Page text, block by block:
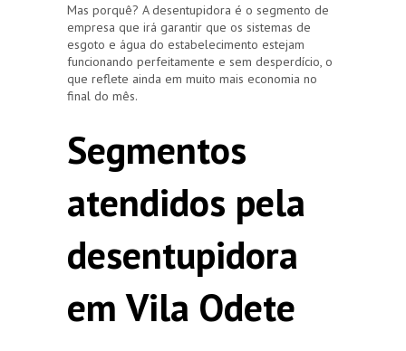
Mas porquê? A desentupidora é o segmento de
empresa que irá garantir que os sistemas de
esgoto e água do estabelecimento estejam
funcionando perfeitamente e sem desperdício, o
que reflete ainda em muito mais economia no
final do mês.
Segmentos
atendidos pela
desentupidora
em Vila Odete